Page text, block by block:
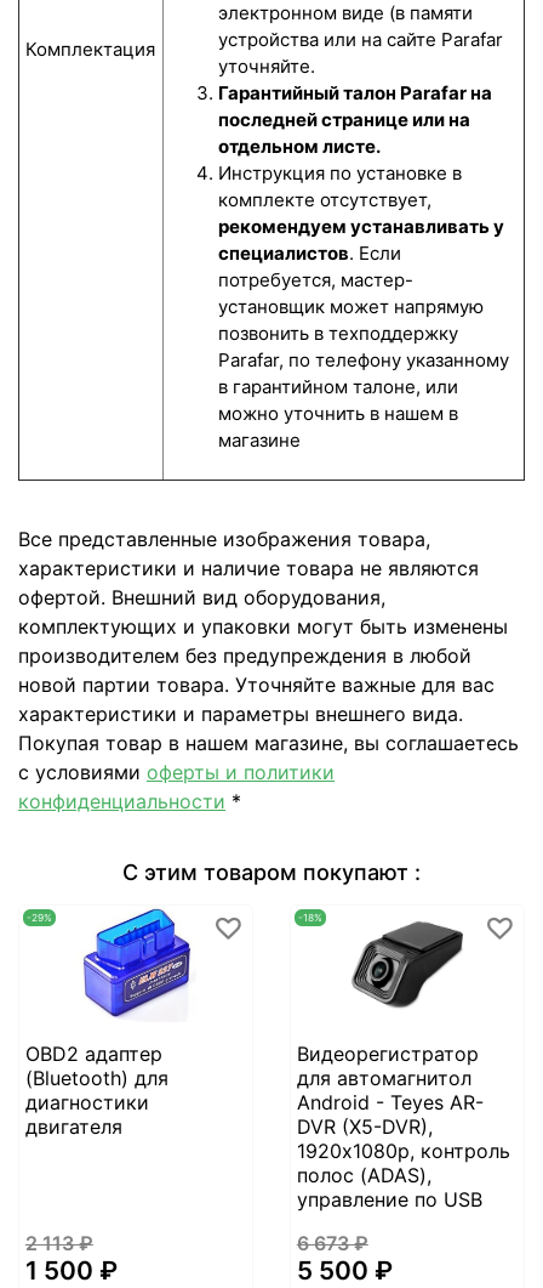
Комплектация
электронном виде (в памяти
устройства или на сайте Parafar
уточняйте.
Гарантийный талон Parafar на
последней странице или на
отдельном листе.
Инструкция по установке в
комплекте отсутствует,
рекомендуем устанавливать у
специалистов. Если
потребуется, мастер-
установщик может напрямую
позвонить в техподдержку
Parafar, по телефону указанному
в гарантийном талоне, или
можно уточнить в нашем в
магазине
Все представленные изображения товара,
характеристики и наличие товара не являются
офертой. Внешний вид оборудования,
комплектующих и упаковки могут быть изменены
производителем без предупреждения в любой
новой партии товара. Уточняйте важные для вас
характеристики и параметры внешнего вида.
Покупая товар в нашем магазине, вы соглашаетесь
с условиями оферты и политики
конфиденциальности *
С этим товаром покупают :
-29%
OBD2 адаптер
(Bluetooth) для
диагностики
двигателя
2 113 ₽
1 500 ₽
-18%
Видеорегистратор
для автомагнитол
Android - Teyes AR-
DVR (X5-DVR),
1920х1080p, контроль
полос (ADAS),
управление по USB
6 673 ₽
5 500 ₽